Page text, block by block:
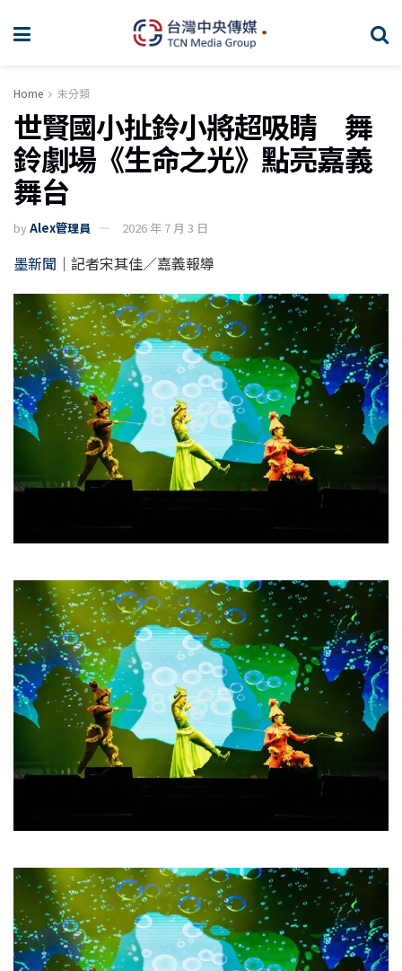
Home 未分類
世賢國小扯鈴小將超吸睛 舞
鈴劇場《生命之光》點亮嘉義
舞台
byAlex管理員 2026 年 7 月 3 日
墨新聞 ｜記者宋其佳／嘉義報導